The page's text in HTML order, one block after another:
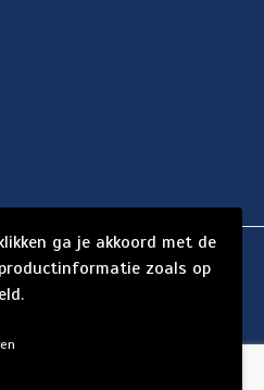
2024
ga je akkoord met de
zoals op